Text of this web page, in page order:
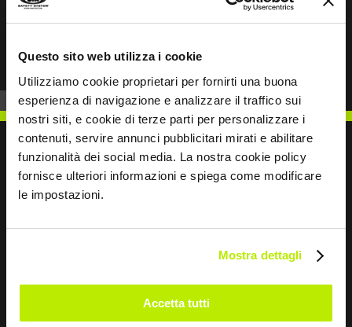
Questo sito web utilizza i cookie
Utilizziamo cookie proprietari per fornirti una buona
esperienza di navigazione e analizzare il traffico sui
nostri siti, e cookie di terze parti per personalizzare i
contenuti, servire annunci pubblicitari mirati e abilitare
funzionalità dei social media. La nostra cookie policy
fornisce ulteriori informazioni e spiega come modificare
le impostazioni.
Mostra dettagli
Accetta tutti
Prev Next
Restiamo in contatto